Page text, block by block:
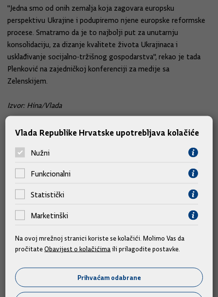
"Jedna smo od onih zemalja koja zagovara europsku
perspektivu Ukrajine i podupiremo njene europske reformske
procese. Smatramo da je to najbolji put za unutarnju
konsolidaciju, za dizanje kvalitete života Ukrajinaca i
usklađivanje socijalno-tržišnog gospodarstva", rekao je tada
Plenković na zajedničkoj konferenciji za medije sa
Zelenskijem.
Izvor: Hina/Vlada
Slične vijesti
Vlada Republike Hrvatske upotrebljava kolačiće
Nužni
Funkcionalni
Statistički
Marketinški
Na ovoj mrežnoj stranici koriste se kolačići. Molimo Vas da
pročitateObavijest o kolačićimaili prilagodite postavke.
Prihvaćam odabrane